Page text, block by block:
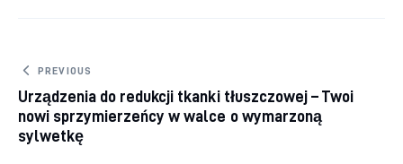
Nawigacja wpisu
PREVIOUS
Urządzenia do redukcji tkanki tłuszczowej – Twoi
nowi sprzymierzeńcy w walce o wymarzoną
sylwetkę